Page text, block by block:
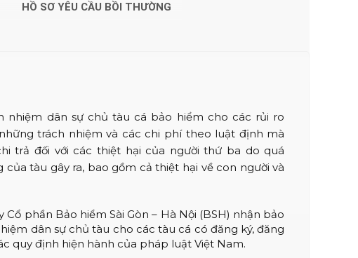
HỒ SƠ YÊU CẦU BỒI THƯỜNG
nhiệm dân sự chủ tàu cá bảo hiểm cho các rủi ro
trách nhiệm và các chi phí theo luật định mà
trả đối với các thiệt hại của người thứ ba do quá
tàu gây ra, bao gồm cả thiệt hại về con người và
Cổ phần Bảo hiểm Sài Gòn – Hà Nội (BSH) nhận bảo
dân sự chủ tàu cho các tàu cá có đăng ký, đăng
quy định hiện hành của pháp luật Việt Nam.